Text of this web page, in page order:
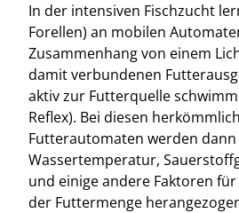
In der intensiven Fischzucht
Forellen) an mobilen
Zusammenhang von einem
damit verbundenen
aktiv zur Futterquelle
Reflex). Bei diesen
Futterautomaten werden
Wassertemperatur,
und einige andere Faktoren
der Futtermenge